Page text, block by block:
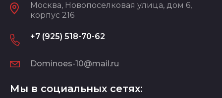
Москва, Новопоселковая улица, дом 6,
корпус 216
+7 (925) 518-70-62
Dominoes-10@mail.ru
Мы в социальных сетях: